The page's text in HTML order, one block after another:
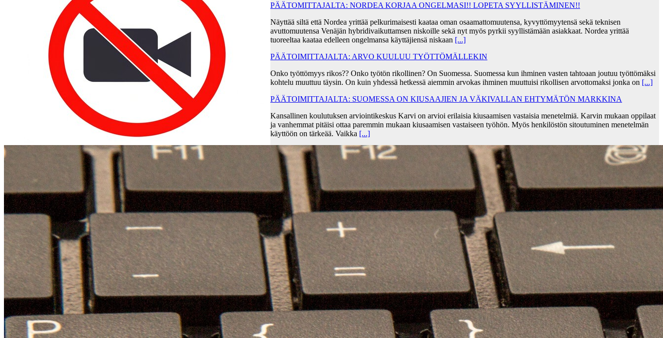
PÄÄTOMITTAJALTA: NORDEA KORJAA ONGELMASI!! LOPETA SYYLLISTÄMINEN!!
Näyttää siltä että Nordea yrittää pelkurimaisesti kaataa oman osaamattomuutensa, kyvyttömyytensä sekä teknisen
avuttomuutensa Venäjän hybridivaikuttamsen niskoille sekä nyt myös pyrkii syyllistämään asiakkaat. Nordea yrittää
tuoreeltaa kaataa edelleen ongelmansa käyttäjiensä niskaan [...]
PÄÄTOIMITTAJALTA: ARVO KUULUU TYÖTTÖMÄLLEKIN
Onko työttömyys rikos?? Onko työtön rikollinen? On Suomessa. Suomessa kun ihminen vasten tahtoaan joutuu työttömäksi
kohtelu muuttuu täysin. On kuin yhdessä hetkessä aiemmin arvokas ihminen muuttuisi rikollisen arvottomaksi jonka on [...]
PÄÄTOIMITTAJALTA: SUOMESSA ON KIUSAAJIEN JA VÄKIVALLAN EHTYMÄTÖN MARKKINA
Kansallinen koulutuksen arviointikeskus Karvi on arvioi erilaisia kiusaamisen vastaisia menetelmiä. Karvin mukaan oppilaat
ja vanhemmat pitäisi ottaa paremmin mukaan kiusaamisen vastaiseen työhön. Myös henkilöstön sitoutuminen menetelmän
käyttöön on tärkeää. Vaikka [...]